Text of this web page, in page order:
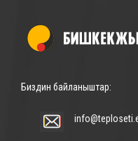
Биздин байланыштар: